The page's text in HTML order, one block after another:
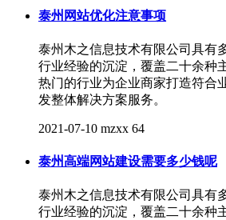
泰州网站优化注意事项
泰州木之信息技术有限公司具有
行业经验的沉淀，覆盖二十余种
热门的行业为企业商家打造符合
发整体解决方案服务。
2021-07-10 mzxx 64
泰州高端网站建设需要多少钱呢
泰州木之信息技术有限公司具有
行业经验的沉淀，覆盖二十余种